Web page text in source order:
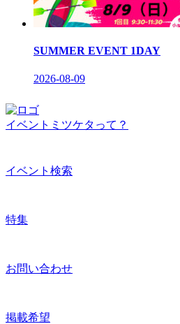
SUMMER EVENT 1DAY
2026-08-09
イベントミツケタって？
イベント検索
特集
お問い合わせ
掲載希望